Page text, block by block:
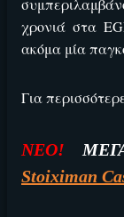
χρονιά στα
ακόμα μία
Για
ΝΕΟ!
Stoiximan